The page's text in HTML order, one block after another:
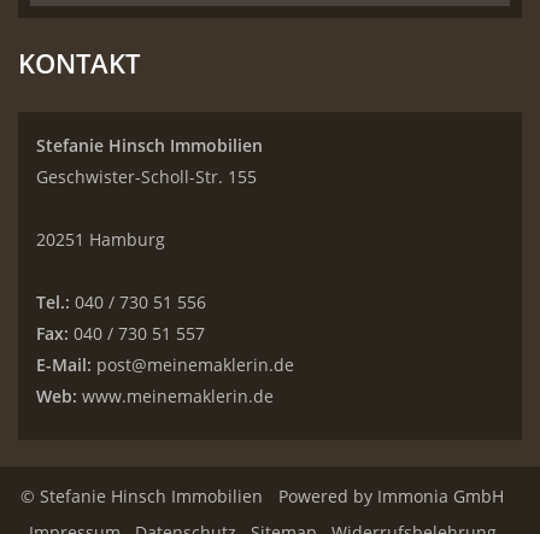
KONTAKT
Stefanie Hinsch Immobilien
Geschwister-Scholl-Str. 155
20251 Hamburg
Tel.: 040 / 730 51 556
Fax: 040 / 730 51 557
E-Mail: post@meinemaklerin.de
Web: www.meinemaklerin.de
© Stefanie Hinsch Immobilien Powered by Immonia GmbH